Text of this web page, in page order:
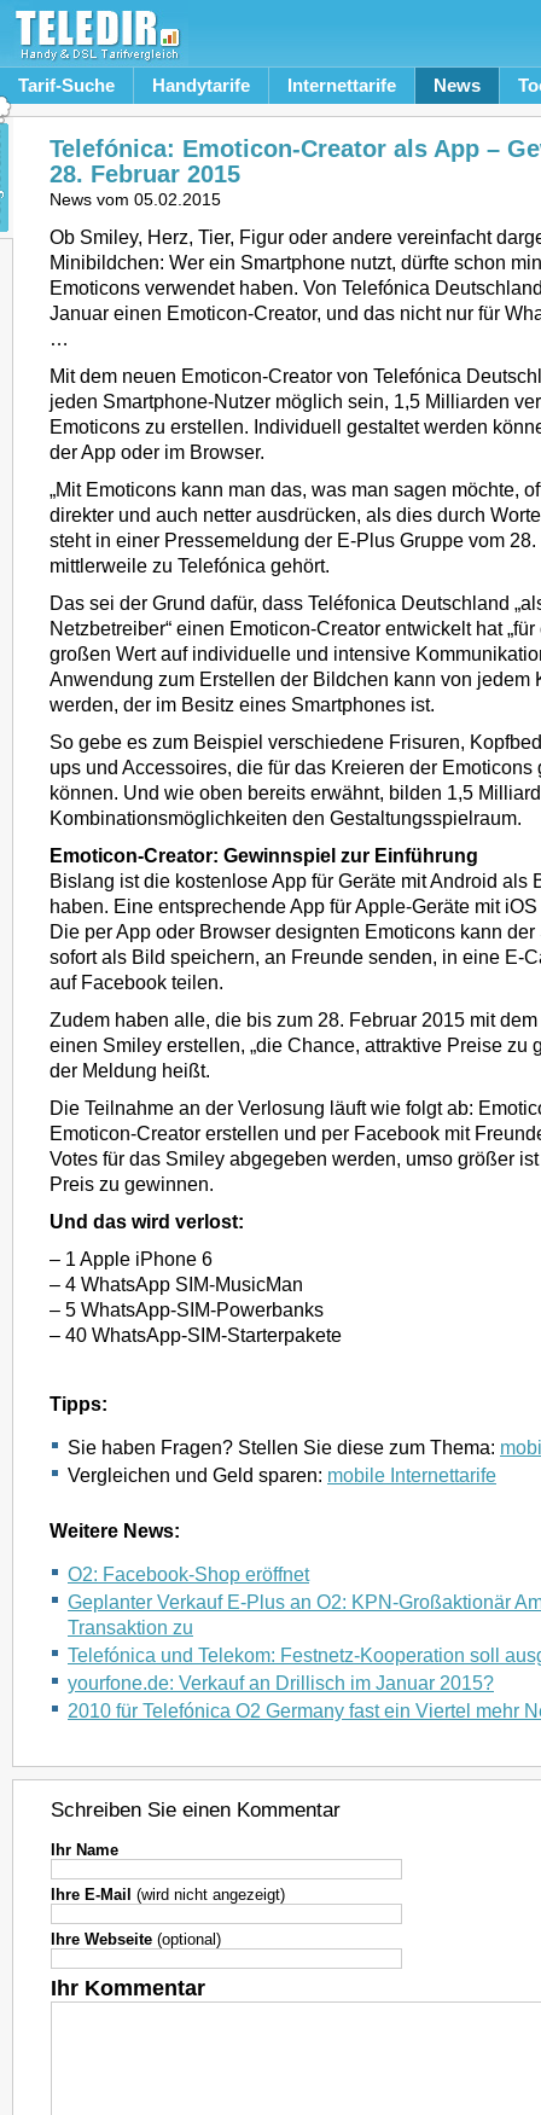
Tarif-Suche Handytarife Internettarife News
Telefónica: Emoticon-Creator als App –
28. Februar 2015
News vom 05.02.2015
Ob Smiley, Herz, Tier, Figur oder andere vereinfacht
Minibildchen: Wer ein Smartphone nutzt, dürfte schon
Emoticons verwendet haben. Von Telefónica
Januar einen Emoticon-Creator, und das nicht nur für
…
Mit dem neuen Emoticon-Creator von Telefónica
jeden Smartphone-Nutzer möglich sein, 1,5 Milliarden
Emoticons zu erstellen. Individuell gestaltet werden
der App oder im Browser.
„Mit Emoticons kann man das, was man sagen möchte,
direkter und auch netter ausdrücken, als dies durch
steht in einer Pressemeldung der E-Plus Gruppe vom
mittlerweile zu Telefónica gehört.
Das sei der Grund dafür, dass Teléfonica Deutschland
Netzbetreiber“ einen Emoticon-Creator entwickelt hat
großen Wert auf individuelle und intensive
Anwendung zum Erstellen der Bildchen kann von jedem
werden, der im Besitz eines Smartphones ist.
So gebe es zum Beispiel verschiedene Frisuren,
ups und Accessoires, die für das Kreieren der Emoticons
können. Und wie oben bereits erwähnt, bilden 1,5
Kombinationsmöglichkeiten den Gestaltungsspielraum.
Emoticon-Creator: Gewinnspiel zur Einführung
Bislang ist die kostenlose App für Geräte mit Android als
haben. Eine entsprechende App für Apple-Geräte mit
Die per App oder Browser designten Emoticons kann
sofort als Bild speichern, an Freunde senden, in eine E-
auf Facebook teilen.
Zudem haben alle, die bis zum 28. Februar 2015 mit
einen Smiley erstellen, „die Chance, attraktive Preise zu
der Meldung heißt.
Die Teilnahme an der Verlosung läuft wie folgt ab:
Emoticon-Creator erstellen und per Facebook mit
Votes für das Smiley abgegeben werden, umso größer
Preis zu gewinnen.
Und das wird verlost:
– 1 Apple iPhone 6
– 4 WhatsApp SIM-MusicMan
– 5 WhatsApp-SIM-Powerbanks
– 40 WhatsApp-SIM-Starterpakete
Tipps:
Sie haben Fragen? Stellen Sie diese zum Thema:
Vergleichen und Geld sparen: mobile Internettarife
Weitere News:
O2: Facebook-Shop eröffnet
Geplanter Verkauf E-Plus an O2: KPN-Großaktionär
Transaktion zu
Telefónica und Telekom: Festnetz-Kooperation soll
yourfone.de: Verkauf an Drillisch im Januar 2015?
2010 für Telefónica O2 Germany fast ein Viertel mehr
Schreiben Sie einen Kommentar
Ihr Name
Ihre E-Mail (wird nicht angezeigt)
Ihre Webseite (optional)
Ihr Kommentar